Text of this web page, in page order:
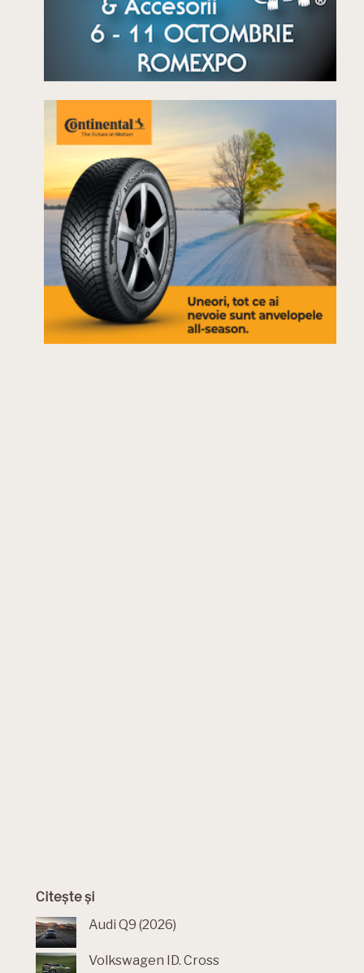
Citește și
Audi Q9 (2026)
Volkswagen ID. Cross